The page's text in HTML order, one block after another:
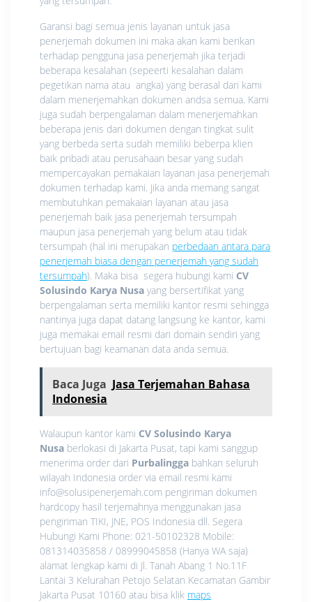
Garansi bagi semua jenis layanan untuk jasa
penerjemah dokumen ini maka akan kami berikan
terhadap pengguna jasa penerjemah jika terjadi
beberapa kesalahan (sepeerti kesalahan dalam
pegetikan nama atau angka) yang berasal dari kami
dalam menerjemahkan dokumen andsa semua. Kami
juga sudah berpengalaman dalam menerjemahkan
beberapa jenis dari dokumen dengan tingkat sulit
yang berbeda serta sudah memiliki beberpa klien
baik pribadi atau perusahaan besar yang sudah
mempercayakan pemakaian layanan jasa penerjemah
dokumen terhadap kami. Jika anda memang sangat
membutuhkan pemakaian layanan atau jasa
penerjemah baik jasa penerjemah tersumpah
maupun jasa penerjemah yang belum atau tidak
tersumpah (hal ini merupakan perbedaan antara para
penerjemah biasa dengan penerjemah yang sudah
tersumpah). Maka bisa segera hubungi kami CV
Solusindo Karya Nusa yang bersertifikat yang
berpengalaman serta memiliki kantor resmi sehingga
nantinya juga dapat datang langsung ke kantor, kami
juga memakai email resmi dari domain sendiri yang
bertujuan bagi keamanan data anda semua.
Baca Juga Jasa Terjemahan Bahasa
Indonesia
Walaupun kantor kami CV Solusindo Karya
Nusa berlokasi di Jakarta Pusat, tapi kami sanggup
menerima order dari Purbalingga bahkan seluruh
wilayah Indonesia order via email resmi kami
info@solusipenerjemah.com pengiriman dokumen
hardcopy hasil terjemahnya menggunakan jasa
pengiriman TIKI, JNE, POS Indonesia dll. Segera
Hubungi Kami Phone: 021-50102328 Mobile:
081314035858 / 08999045858 (Hanya WA saja)
alamat lengkap kami di Jl. Tanah Abang 1 No.11F
Lantai 3 Kelurahan Petojo Selatan Kecamatan Gambir
Jakarta Pusat 10160 atau bisa klik maps